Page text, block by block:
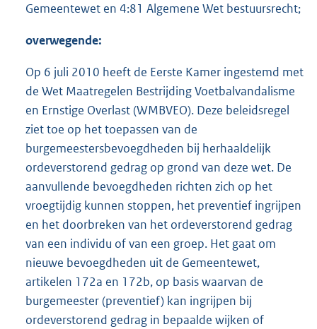
Gemeentewet en 4:81 Algemene Wet bestuursrecht;
overwegende:
Op 6 juli 2010 heeft de Eerste Kamer ingestemd met
de Wet Maatregelen Bestrijding Voetbalvandalisme
en Ernstige Overlast (WMBVEO). Deze beleidsregel
ziet toe op het toepassen van de
burgemeestersbevoegdheden bij herhaaldelijk
ordeverstorend gedrag op grond van deze wet. De
aanvullende bevoegdheden richten zich op het
vroegtijdig kunnen stoppen, het preventief ingrijpen
en het doorbreken van het ordeverstorend gedrag
van een individu of van een groep. Het gaat om
nieuwe bevoegdheden uit de Gemeentewet,
artikelen 172a en 172b, op basis waarvan de
burgemeester (preventief) kan ingrijpen bij
ordeverstorend gedrag in bepaalde wijken of